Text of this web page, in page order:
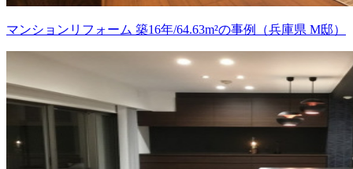
マンションリフォーム 築16年/64.63m²の事例（兵庫県 M邸）